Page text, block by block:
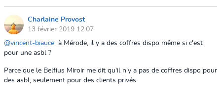
Charlaine Provost
13 février 2019 12:07
@vincent-biauce à Mérode, il y a des coffres dispo même si c'est
pour une asbl ?
Parce que le Belfius Miroir me dit qu'il n'y a pas de coffres dispo pour
des asbl, seulement pour des clients privés